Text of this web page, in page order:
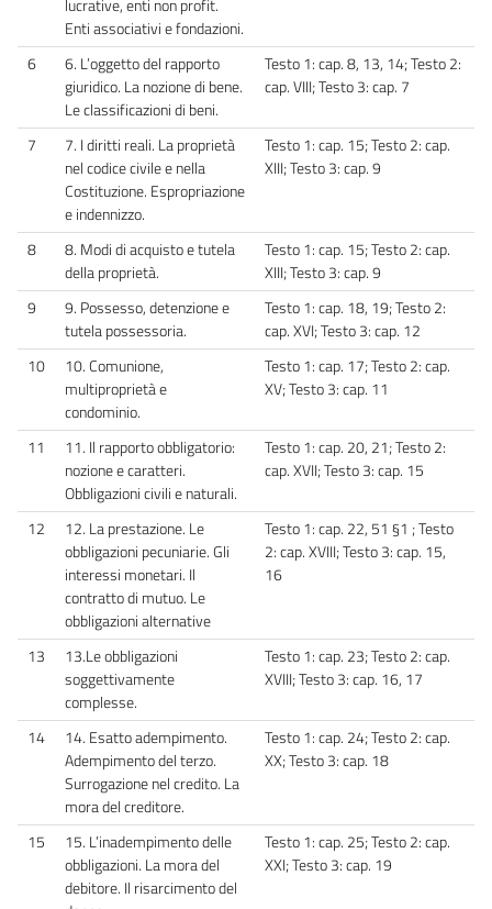
lucrative, enti non profit.
Enti associativi e fondazioni.
6
6. L’oggetto del rapporto
giuridico. La nozione di bene.
Le classificazioni di beni.
Testo 1: cap. 8, 13, 14; Testo 2:
cap. VIII; Testo 3: cap. 7
7
7. I diritti reali. La proprietà
nel codice civile e nella
Costituzione. Espropriazione
e indennizzo.
Testo 1: cap. 15; Testo 2: cap.
XIII; Testo 3: cap. 9
8
8. Modi di acquisto e tutela
della proprietà.
Testo 1: cap. 15; Testo 2: cap.
XIII; Testo 3: cap. 9
9
9. Possesso, detenzione e
tutela possessoria.
Testo 1: cap. 18, 19; Testo 2:
cap. XVI; Testo 3: cap. 12
10
10. Comunione,
multiproprietà e
condominio.
Testo 1: cap. 17; Testo 2: cap.
XV; Testo 3: cap. 11
11
11. Il rapporto obbligatorio:
nozione e caratteri.
Obbligazioni civili e naturali.
Testo 1: cap. 20, 21; Testo 2:
cap. XVII; Testo 3: cap. 15
12
12. La prestazione. Le
obbligazioni pecuniarie. Gli
interessi monetari. Il
contratto di mutuo. Le
obbligazioni alternative
Testo 1: cap. 22, 51 §1 ; Testo
2: cap. XVIII; Testo 3: cap. 15,
16
13
13.Le obbligazioni
soggettivamente
complesse.
Testo 1: cap. 23; Testo 2: cap.
XVIII; Testo 3: cap. 16, 17
14
14. Esatto adempimento.
Adempimento del terzo.
Surrogazione nel credito. La
mora del creditore.
Testo 1: cap. 24; Testo 2: cap.
XX; Testo 3: cap. 18
15
15. L’inadempimento delle
obbligazioni. La mora del
debitore. Il risarcimento del
Testo 1: cap. 25; Testo 2: cap.
XXI; Testo 3: cap. 19